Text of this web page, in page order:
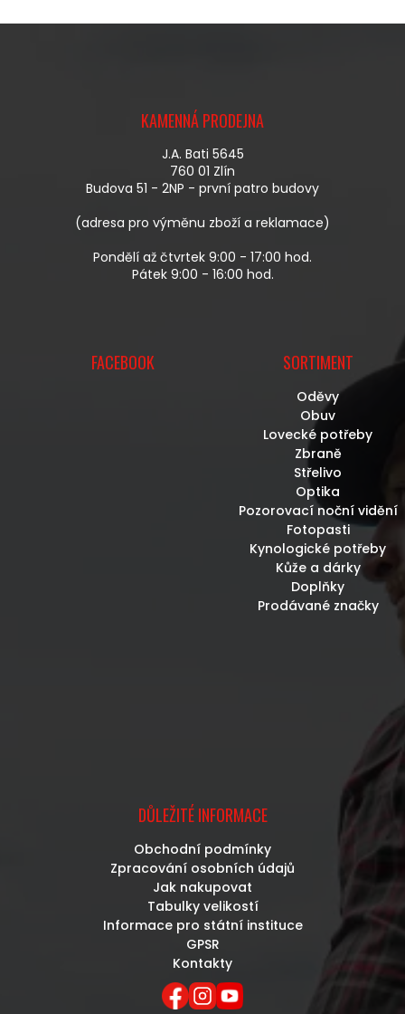
L
Í
P
R
V
K
V
P
I
KAMENNÁ PRODEJNA
J.A. Bati 5645
760 01 Zlín
Budova 51 - 2NP - první patro budovy
(adresa pro výměnu zboží a reklamace)
Pondělí až čtvrtek 9:00 - 17:00 hod.
Pátek 9:00 - 16:00 hod.
FACEBOOK SORTIMENT
Oděvy
Obuv
Lovecké potřeby
Zbraně
Střelivo
Optika
Pozorovací noční vidění
Fotopasti
Kynologické potřeby
Kůže a dárky
Doplňky
Prodávané značky
DŮLEŽITÉ INFORMACE
Obchodní podmínky
Zpracování osobních údajů
Jak nakupovat
Tabulky velikostí
Informace pro státní instituce
GPSR
Kontakty